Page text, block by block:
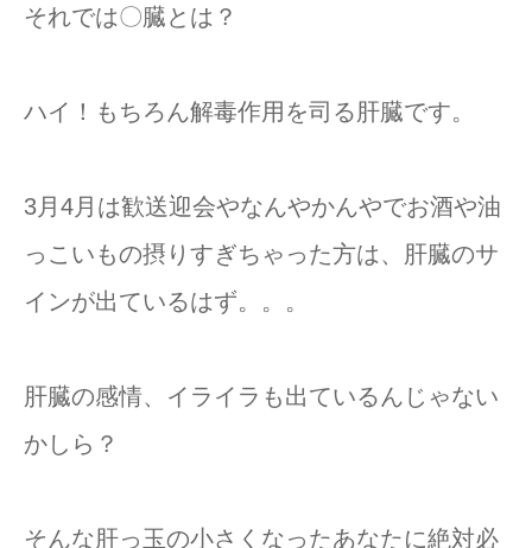
それでは〇臓とは？
ハイ！もちろん解毒作用を司る肝臓です。
3月4月は歓送迎会やなんやかんやでお酒や油
っこいもの摂りすぎちゃった方は、肝臓のサ
インが出ているはず。。。
肝臓の感情、イライラも出ているんじゃない
かしら？
そんな肝っ玉の小さくなったあなたに絶対必